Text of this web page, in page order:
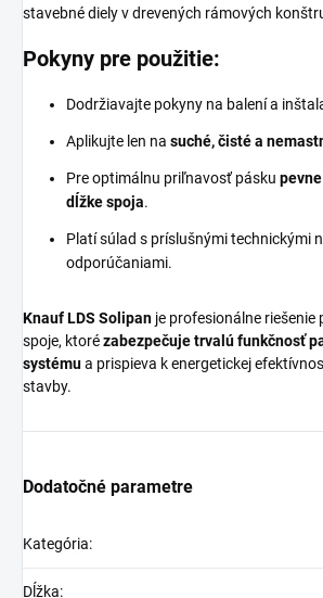
stavebné diely v drevených rámových
Pokyny pre použitie:
Dodržiavajte pokyny na balení a
Aplikujte len na suché, čisté a
Pre optimálnu priľnavosť pásku
dĺžke spoja.
Platí súlad s príslušnými technickými
odporúčaniami.
Knauf LDS Solipan je profesionálne riešenie
spoje, ktorézabezpečuje trvalú funkčnosť
systémua prispieva k energetickej
stavby.
Dodatočné parametre
Kategória:
Dĺžka: